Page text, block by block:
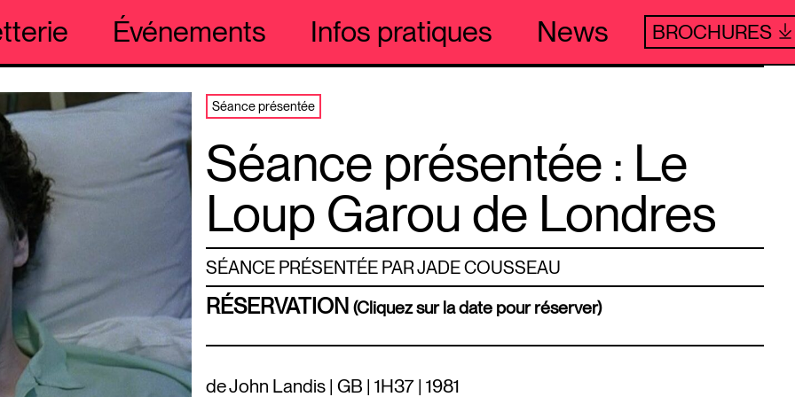
Événements Infos pratiques News BROCHURES
Séance présentée : Le
Loup Garou de Londres
SÉANCE PRÉSENTÉE PAR JADE COUSSEAU
Séance présentée
RÉSERVATION (Cliquez sur la date pour réserver)
de John Landis | GB | 1H37 | 1981